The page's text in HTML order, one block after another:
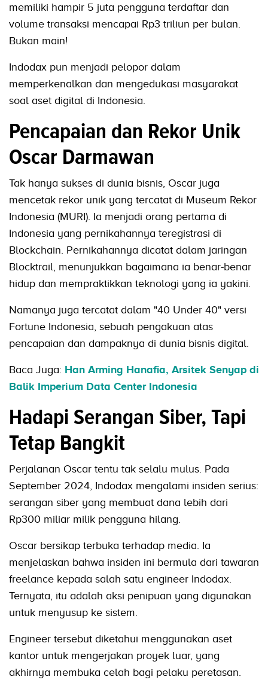
memiliki hampir 5 juta pengguna terdaftar dan
volume transaksi mencapai Rp3 triliun per bulan.
Bukan main!
Indodax pun menjadi pelopor dalam
memperkenalkan dan mengedukasi masyarakat
soal aset digital di Indonesia.
Pencapaian dan Rekor Unik
Oscar Darmawan
Tak hanya sukses di dunia bisnis, Oscar juga
mencetak rekor unik yang tercatat di Museum Rekor
Indonesia (MURI). Ia menjadi orang pertama di
Indonesia yang pernikahannya teregistrasi di
Blockchain. Pernikahannya dicatat dalam jaringan
Blocktrail, menunjukkan bagaimana ia benar-benar
hidup dan mempraktikkan teknologi yang ia yakini.
Namanya juga tercatat dalam "40 Under 40" versi
Fortune Indonesia, sebuah pengakuan atas
pencapaian dan dampaknya di dunia bisnis digital.
Baca Juga: Han Arming Hanafia, Arsitek Senyap di
Balik Imperium Data Center Indonesia
Hadapi Serangan Siber, Tapi
Tetap Bangkit
Perjalanan Oscar tentu tak selalu mulus. Pada
September 2024, Indodax mengalami insiden serius:
serangan siber yang membuat dana lebih dari
Rp300 miliar milik pengguna hilang.
Oscar bersikap terbuka terhadap media. Ia
menjelaskan bahwa insiden ini bermula dari tawaran
freelance kepada salah satu engineer Indodax.
Ternyata, itu adalah aksi penipuan yang digunakan
untuk menyusup ke sistem.
Engineer tersebut diketahui menggunakan aset
kantor untuk mengerjakan proyek luar, yang
akhirnya membuka celah bagi pelaku peretasan.